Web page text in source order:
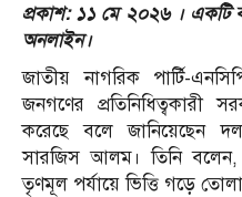
প্রকাশ: ১১ মে ২০২৬ । একটি
অনলাইন।
জাতীয় নাগরিক পার্টি-
জনগণের প্রতিনিধিত্বকারী
করেছে বলে জানিয়েছেন
সারজিস আলম। তিনি বলেন,
তৃণমূল পর্যায়ে ভিত্তি গড়ে